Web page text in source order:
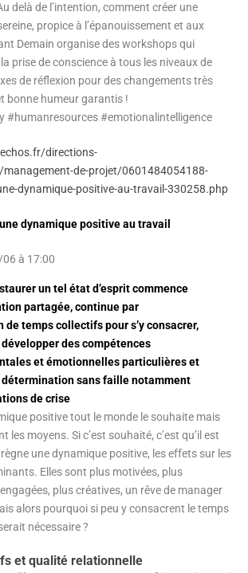
delà de l’intention, comment créer une
propice à l’épanouissement et aux
Demain organise des workshops qui
prise de conscience à tous les niveaux de
de réflexion pour des changements très
bonne humeur garantis !
#humanresources #emotionalintelligence
directions-
de-projet/0601484054188-
dynamique-positive-au-travail-330258.php
dynamique positive au travail
à 17:00
un tel état d’esprit commence
partagée, continue par
de temps collectifs pour s’y consacrer,
des compétences
et émotionnelles particulières et
détermination sans faille notamment
de crise
positive tout le monde le souhaite mais
les moyens. Si c’est souhaité, c’est qu’il est
une dynamique positive, les effets sur les
Elles sont plus motivées, plus
plus créatives, un rêve de manager
alors pourquoi si peu y consacrent le temps
nécessaire ?
et qualité relationnelle